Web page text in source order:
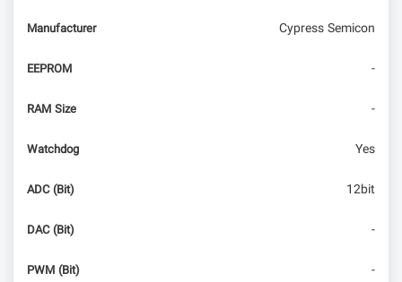
Manufacturer Cypress Semicon
EEPROM -
RAM Size -
Watchdog Yes
ADC (Bit) 12bit
DAC (Bit) -
PWM (Bit) -